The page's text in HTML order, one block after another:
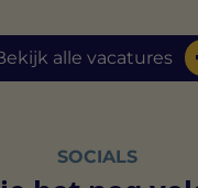
alle vacatures
SOCIALS